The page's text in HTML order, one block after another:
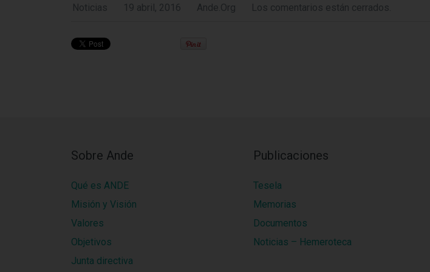
Noticias 19 abril, 2016 Ande.org Los comentarios están cerrados.
Sobre Ande
Qué es ANDE
Misión y Visión
Valores
Objetivos
Junta directiva
Publicaciones
Tesela
Memorias
Documentos
Noticias – Hemeroteca